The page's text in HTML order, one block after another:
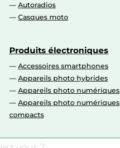
Autoradios
Casques moto
Produits électroniques
Accessoires smartphones
Appareils photo hybrides
Appareils photo numériques
Appareils photo numériques
compacts